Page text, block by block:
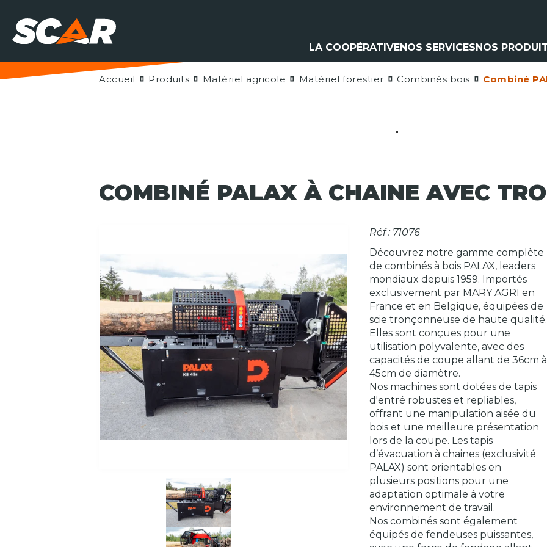
LA COOPÉRATIVENOS SERVICES
Climatisation
NOS
Matériel
Accueil Produits Matériel agricole Matériel forestier Combinés bois Combiné
COMBINÉ PALAX À CHAINE AVEC
Réf : 71076
Découvrez notre gamme complète
de combinés à bois PALAX, leaders
mondiaux depuis 1959. Importés
exclusivement par MARY AGRI en
France et en Belgique, équipées de
scie tronçonneuse de haute qualité.
Elles sont conçues pour une
utilisation polyvalente, avec des
capacités de coupe allant de 36cm à
45cm de diamètre.
Nos machines sont dotées de tapis
d'entré robustes et repliables,
offrant une manipulation aisée du
bois et une meilleure présentation
lors de la coupe. Les tapis
d’évacuation à chaines (exclusivité
PALAX) sont orientables en
plusieurs positions pour une
adaptation optimale à votre
environnement de travail.
Nos combinés sont également
équipés de fendeuses puissantes,